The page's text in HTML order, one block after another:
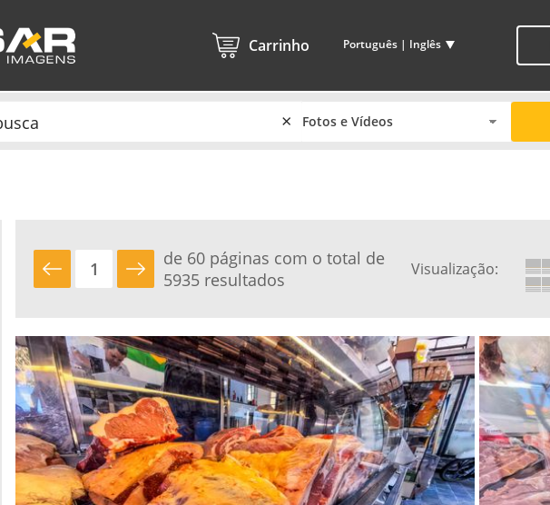
Carrinho Português | Inglês
×
de 60 páginas com o total de
5935 resultados
Visualização: